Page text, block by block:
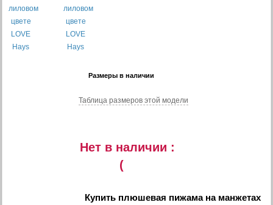
Размеры в наличии
Таблица размеров этой модели
Нет в наличии :
(
Купить плюшевая пижама на манжетах